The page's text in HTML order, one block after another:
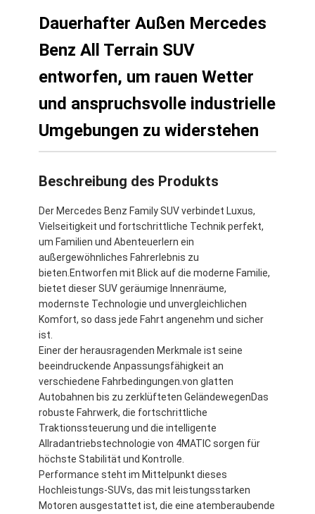
Dauerhafter Außen Mercedes
Benz All Terrain SUV
entworfen, um rauen Wetter
und anspruchsvolle industrielle
Umgebungen zu widerstehen
Beschreibung des Produkts
Der Mercedes Benz Family SUV verbindet Luxus,
Vielseitigkeit und fortschrittliche Technik perfekt,
um Familien und Abenteuerlern ein
außergewöhnliches Fahrerlebnis zu
bieten.Entworfen mit Blick auf die moderne Familie,
bietet dieser SUV geräumige Innenräume,
modernste Technologie und unvergleichlichen
Komfort, so dass jede Fahrt angenehm und sicher
ist.
Einer der herausragenden Merkmale ist seine
beeindruckende Anpassungsfähigkeit an
verschiedene Fahrbedingungen.von glatten
Autobahnen bis zu zerklüfteten GeländewegenDas
robuste Fahrwerk, die fortschrittliche
Traktionssteuerung und die intelligente
Allradantriebstechnologie von 4MATIC sorgen für
höchste Stabilität und Kontrolle.
Performance steht im Mittelpunkt dieses
Hochleistungs-SUVs, das mit leistungsstarken
Motoren ausgestattet ist, die eine atemberaubende